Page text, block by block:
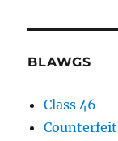
BLAWGS
Class 46